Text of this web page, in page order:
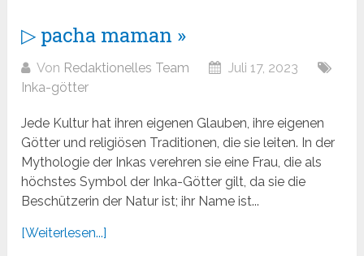
▷ pacha maman »
Von Redaktionelles Team
Juli 17, 2023
Inka-götter
Jede Kultur hat ihren eigenen Glauben, ihre eigenen
Götter und religiösen Traditionen, die sie leiten. In der
Mythologie der Inkas verehren sie eine Frau, die als
höchstes Symbol der Inka-Götter gilt, da sie die
Beschützerin der Natur ist; ihr Name ist...
[Weiterlesen...]